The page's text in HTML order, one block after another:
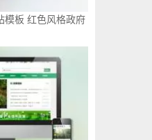
模板 红色风格政府